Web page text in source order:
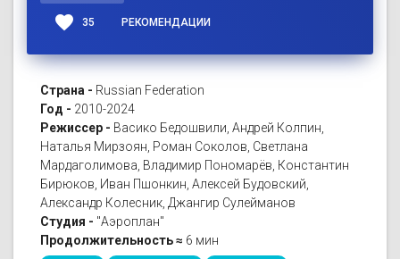
favorite 35 РЕКОМЕНДАЦИИ
Страна - Russian Federation
Год - 2010-2024
Режиссер - Васико Бедошвили, Андрей Колпин,
Наталья Мирзоян, Роман Соколов, Светлана
Мардаголимова, Владимир Пономарёв, Константин
Бирюков, Иван Пшонкин, Алексей Будовский,
Александр Колесник, Джангир Сулейманов
Студия - "Аэроплан"
Продолжительность ≈ 6 мин